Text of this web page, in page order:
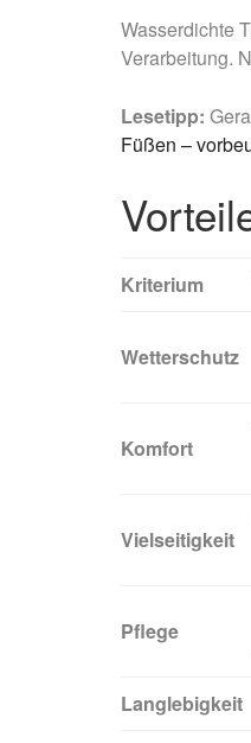
Wasserdichte
Verarbeitung.
Lesetipp:
Füßen –
Kriterium
Wetterschutz
Komfort
Vielseitigkeit
Pflege
Langlebigkeit